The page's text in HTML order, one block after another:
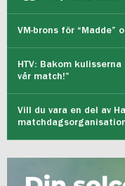
VM-brons för “Madde”
HTV: Bakom
vår match!”
Vill du vara en del av